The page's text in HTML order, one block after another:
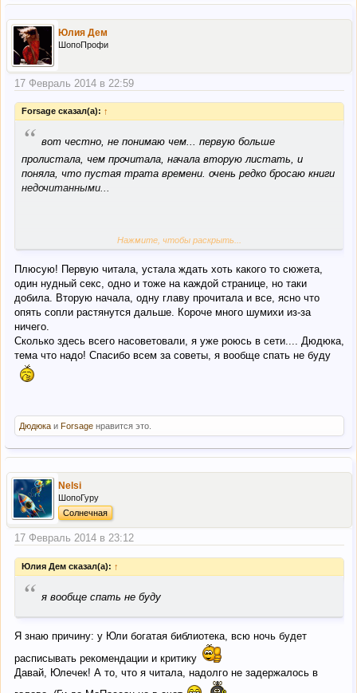
Юлия Дем
ШопоПрофи
17 Февраль 2014 в 22:59
Forsage сказал(а): ↑
“ вот честно, не понимаю чем... первую больше
пролистала, чем прочитала, начала вторую листать, и
поняла, что пустая трата времени. очень редко бросаю книги
недочитанными...
ааа, да Товсла и Вивсла
Нажмите, чтобы раскрыть...
Плюсую! Первую читала, устала ждать хоть какого то сюжета,
один нудный секс, одно и тоже на каждой странице, но таки
добила. Вторую начала, одну главу прочитала и все, ясно что
опять сопли растянутся дальше. Короче много шумихи из-за
ничего.
Сколько здесь всего насоветовали, я уже роюсь в сети.... Дюдюка,
тема что надо! Спасибо всем за советы, я вообще спать не буду
Дюдюка и Forsage нравится это.
Nelsi
ШопоГуру
Солнечная
17 Февраль 2014 в 23:12
Юлия Дем сказал(а): ↑
“ я вообще спать не буду
Я знаю причину: у Юли богатая библиотека, всю ночь будет
расписывать рекомендации и критику
Давай, Юлечек! А то, что я читала, надолго не задержалось в